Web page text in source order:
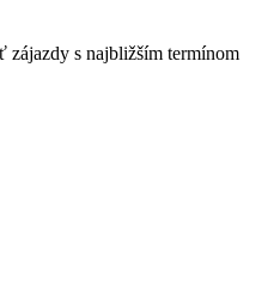
s najbližším termínom